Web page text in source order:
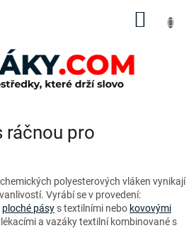
ráčnou pro
polyesterových vláken vynikají
Vyrábí se v provedení:
ploché pásy s textilními nebo kovovými
a vazáky textilní kombinované s